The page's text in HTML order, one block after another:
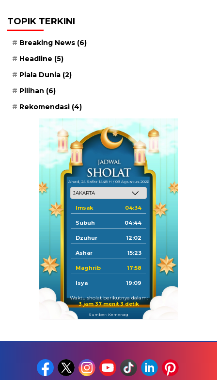
TOPIK TERKINI
Breaking News (6)
Headline (5)
Piala Dunia (2)
Pilihan (6)
Rekomendasi (4)
Ahad, 24 Safar 1448 H / 09 Agustus 2026
Imsak 04:34
Subuh 04:44
Dzuhur 12:02
Ashar 15:23
Maghrib 17:58
Isya 19:09
Waktu sholat berikutnya dalam:
3 jam 37 menit 2 detik
Sumber: Kemenag